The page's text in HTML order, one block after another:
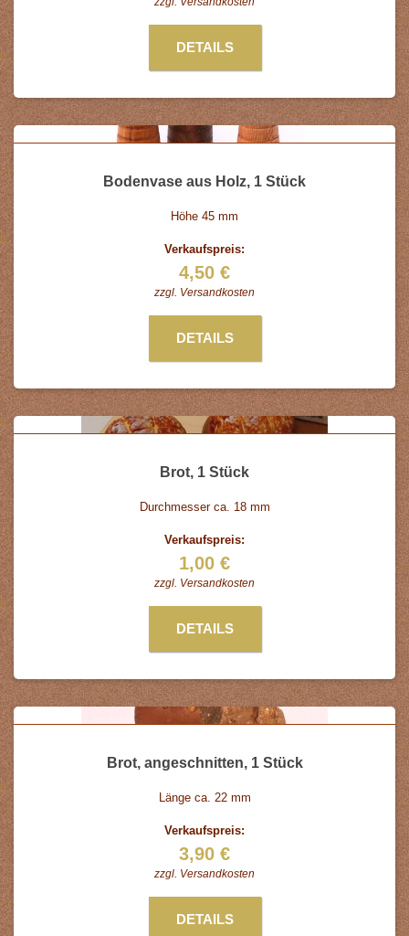
DETAILS
Bodenvase aus Holz, 1 Stück
Höhe 45 mm
Verkaufspreis:
4,50 €
zzgl. Versandkosten
DETAILS
Brot, 1 Stück
Durchmesser ca. 18 mm
Verkaufspreis:
1,00 €
zzgl. Versandkosten
DETAILS
Brot, angeschnitten, 1 Stück
Länge ca. 22 mm
Verkaufspreis:
3,90 €
zzgl. Versandkosten
DETAILS